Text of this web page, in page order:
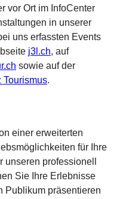
vor Ort im InfoCenter
in unserer
uns erfassten Events
j3l.ch, auf
sowie auf der
Tourismus.
einer erweiterten
für Ihre
professionell
Sie Ihre Erlebnisse
Publikum präsentieren